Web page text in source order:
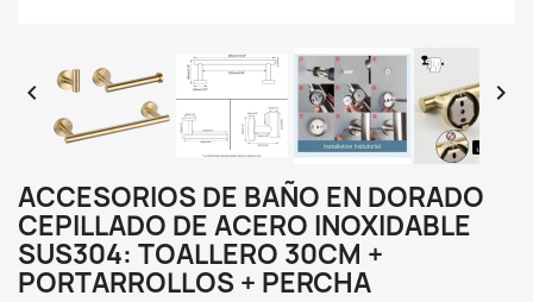
 
ACCESORIOS DE BAÑO EN DORADO
CEPILLADO DE ACERO INOXIDABLE
SUS304: TOALLERO 30CM +
PORTARROLLOS + PERCHA